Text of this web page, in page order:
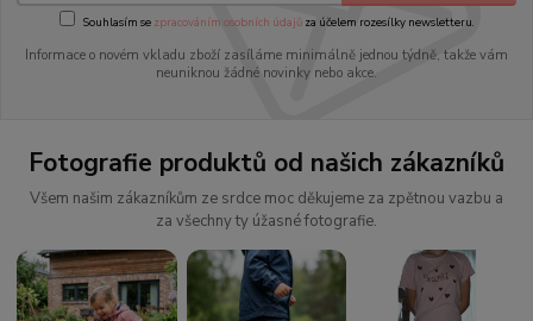
Souhlasím se zpracováním osobních údajůza účelem rozesílky newsletteru.
Informace o novém vkladu zboží zasíláme minimálně jednou týdně, takže vám
neuniknou žádné novinky nebo akce.
Fotografie produktů od našich zákazníků
Všem našim zákazníkům ze srdce moc děkujeme za zpětnou vazbu a
za všechny ty úžasné fotografie.